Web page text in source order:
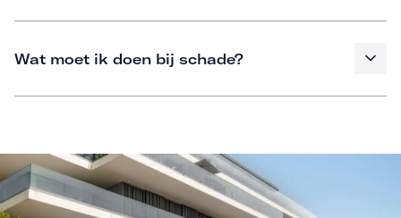
Wat moet ik doen bij schade?